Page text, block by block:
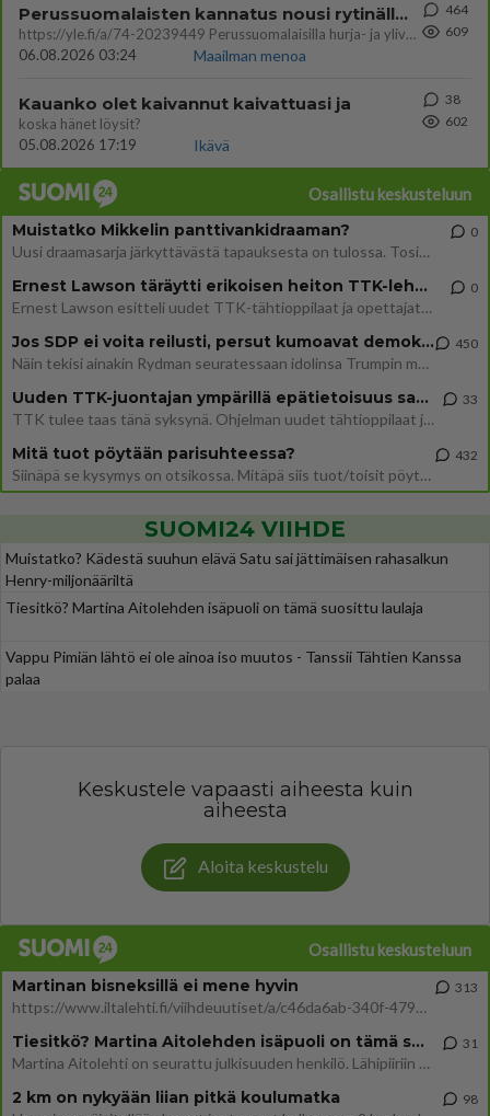
Perussuomalaisten kannatus nousi rytinällä Ylen tänään julkaisemassa tuoreimmassa gallup-kyselyssä.
https://yle.fi/a/74-20239449 Perussuomalaisilla hurja- ja ylivoimaisesti suurin nousu tässä uudessa Ylen gallupissa. Kyl
06.08.2026 03:24
Maailman menoa
464
609
Kauanko olet kaivannut kaivattuasi ja
koska hänet löysit?
05.08.2026 17:19
Ikävä
38
602
Osallistu keskusteluun
Muistatko Mikkelin panttivankidraaman?
Uusi draamasarja järkyttävästä tapauksesta on tulossa. Tositapahtumiin perustuva sarja ammentaa vuoden 1986 Mikkelin pan
0
Ernest Lawson täräytti erikoisen heiton TTK-lehdistötilaisuudessa: " Onko tässä tarkoituksena...?"
Ernest Lawson esitteli uudet TTK-tähtioppilaat ja opettajat torstaina 6.8. lehdistölle. Tulevalla kaudella on yksi hausk
0
Jos SDP ei voita reilusti, persut kumoavat demokratian Suomesta
Näin tekisi ainakin Rydman seuratessaan idolinsa Trumpin mallia https://www.is.fi/politiikka/art-2000012187244.html
450
Uuden TTK-juontajan ympärillä epätietoisuus sakenee - Nyt MTV hämmentää soppaa
TTK tulee taas tänä syksynä. Ohjelman uudet tähtioppilaat julkistetaan torstaina 6. elokuuta klo 14 alkavassa lehdistö
33
Mitä tuot pöytään parisuhteessa?
Siinäpä se kysymys on otsikossa. Mitäpä siis tuot/toisit pöytään parisuhteessa? Oletko mies vai nainen? Koetko sen mitä
432
SUOMI24 VIIHDE
Muistatko? Kädestä suuhun elävä Satu sai jättimäisen rahasalkun
Henry-miljonääriltä
Tiesitkö? Martina Aitolehden isäpuoli on tämä suosittu laulaja
Vappu Pimiän lähtö ei ole ainoa iso muutos - Tanssii Tähtien Kanssa
palaa
Keskustele vapaasti aiheesta kuin
aiheesta
Aloita keskustelu
Osallistu keskusteluun
Martinan bisneksillä ei mene hyvin
https://www.iltalehti.fi/viihdeuutiset/a/c46da6ab-340f-4790-aaa7-0865eed2336 Yrityksen konkurssihakemus on tullut kärä
313
Tiesitkö? Martina Aitolehden isäpuoli on tämä suosittu laulaja
Martina Aitolehti on seurattu julkisuuden henkilö. Lähipiiriin mahtuu muitakin tunnettuja henkilöitä. Tiesitkö, että Ma
31
2 km on nykyään liian pitkä koulumatka 98